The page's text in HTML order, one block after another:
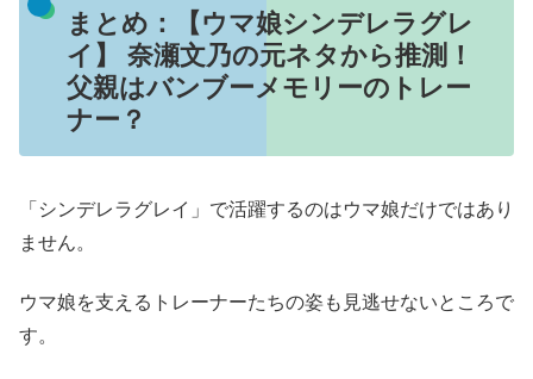
まとめ：【ウマ娘シンデレラグレ
イ】 奈瀬文乃の元ネタから推測！
父親はバンブーメモリーのトレー
ナー？
「シンデレラグレイ」で活躍するのはウマ娘だけではあり
ません。
ウマ娘を支えるトレーナーたちの姿も見逃せないところで
す。